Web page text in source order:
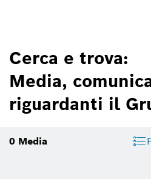
Cerca e trova:
Media,
riguardanti il
0 Media